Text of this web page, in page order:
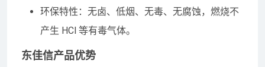
环保特性：无卤、低烟、无毒、无腐蚀，燃烧不
产生 HCl 等有毒气体。
东佳信产品优势